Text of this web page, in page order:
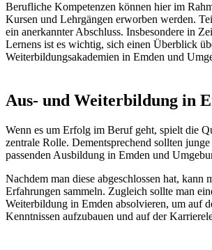
Berufliche Kompetenzen können hier im
Kursen und Lehrgängen erworben werden.
ein anerkannter Abschluss. Insbesondere in
Lernens ist es wichtig, sich einen Überblick
Weiterbildungsakademien in Emden und
Aus- und Weiterbildung in
Wenn es um Erfolg im Beruf geht, spielt die
zentrale Rolle. Dementsprechend sollten
passenden Ausbildung in Emden und
Nachdem man diese abgeschlossen hat, kann
Erfahrungen sammeln. Zugleich sollte man
Weiterbildung in Emden absolvieren, um auf
Kenntnissen aufzubauen und auf der